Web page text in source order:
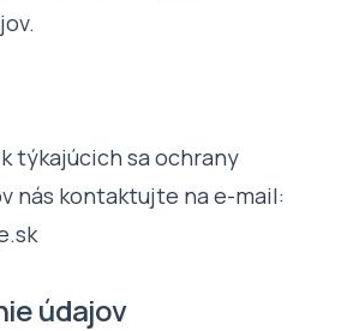
týkajúcich sa ochrany
nás kontaktujte na e-mail:
údajov